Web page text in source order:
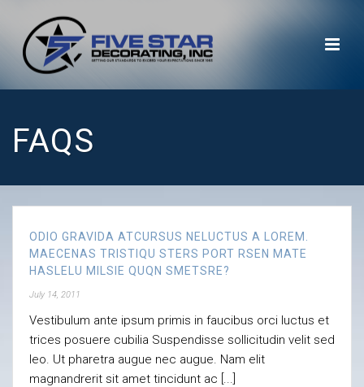
FAQS
ODIO GRAVIDA ATCURSUS NELUCTUS A LOREM.
MAECENAS TRISTIQU STERS PORT RSEN MATE
HASLELU MILSIE QUQN SMETSRE?
July 14, 2011
Vestibulum ante ipsum primis in faucibus orci luctus et
trices posuere cubilia Suspendisse sollicitudin velit sed
leo. Ut pharetra augue nec augue. Nam elit
magnandrerit sit amet tincidunt ac [...]